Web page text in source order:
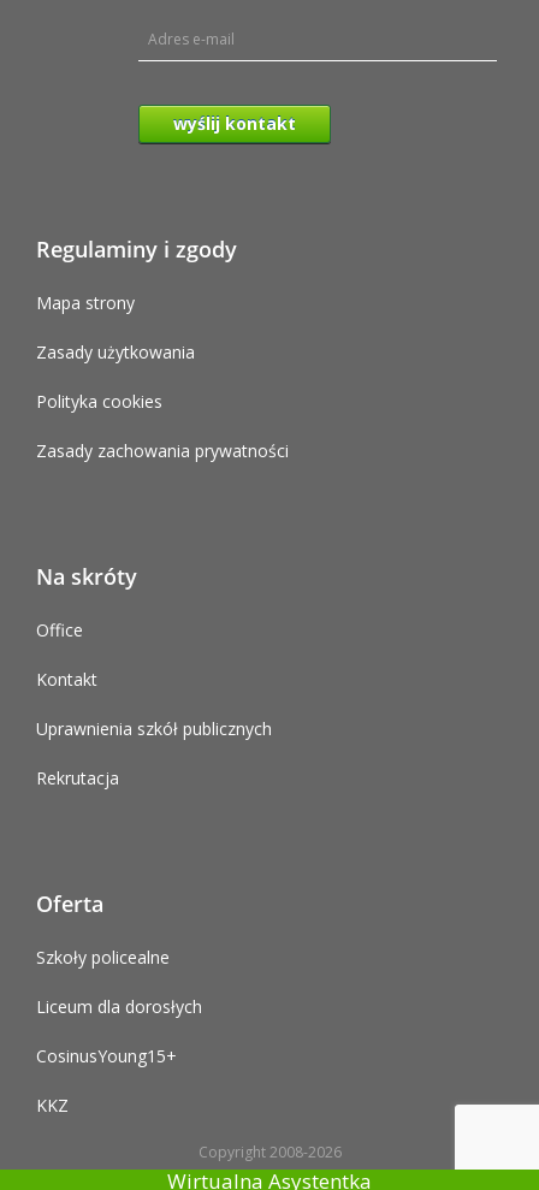
wyślij kontakt
Regulaminy i zgody
Mapa strony
Zasady użytkowania
Polityka cookies
Zasady zachowania prywatności
Na skróty
Office
Kontakt
Uprawnienia szkół publicznych
Rekrutacja
Oferta
Szkoły policealne
Liceum dla dorosłych
CosinusYoung15+
KKZ
Copyright 2008-2026
Wirtualna Asystentka